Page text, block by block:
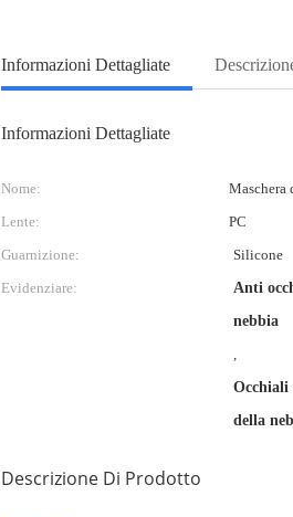
Informazioni Dettagliate
Informazioni Dettagliate
Nome: Maschera
Lente:
PC
Guarnizione:
Silicone
Evidenziare:
Anti
nebbia
,
Occhiali
della
Descrizione Di Prodotto